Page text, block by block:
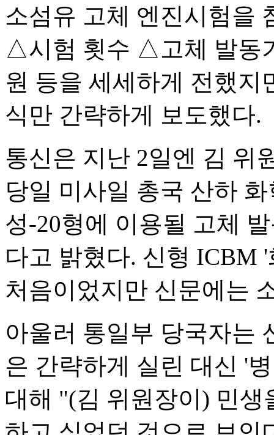
소섬유 고체 엔진시험을
△시험 횟수 △고체 발동
원 등을 세세하게 전했지
식만 간략하게 보도했다.
통신은 지난 2일엔 김 위
당일 미사일 총국 산하
성-20형에 이용될 고체
다고 밝혔다. 신형 ICBM
처음이었지만 신문에는
아울러 통일부 당국자는
은 간략하게 실린 대신 '
대해 "(김 위원장이) 민